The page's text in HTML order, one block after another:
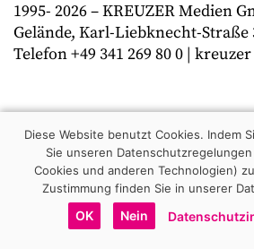
1995- 2026– KREUZER Medien
Gelände, Karl-Liebknecht-Straße
Telefon +49 341 269 80 0 |
Diese Website benutzt Cookies. Indem
Sie unseren
Cookies und anderen Technologien)
Zustimmung finden Sie in unserer
OK Nein